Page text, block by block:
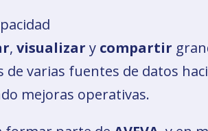
,visualizar y compartir
varias fuentes de datos
mejoras operativas.